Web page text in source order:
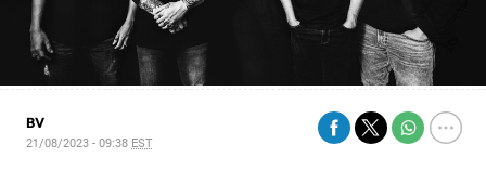
BV
21/08/2023 - 09:38 EST